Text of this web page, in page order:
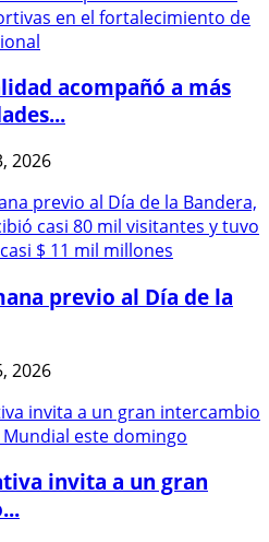
acompañó a más
2026
previo al Día de la
2026
invita a un gran